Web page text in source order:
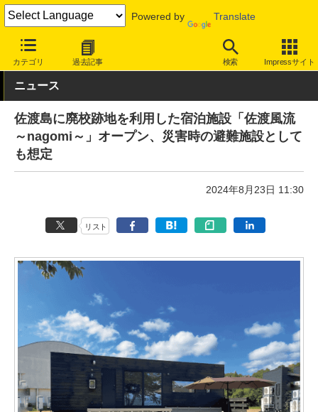
Powered by Translate
カテゴリ 過去記事 検索 Impressサイト
INTERNET Watch トピック ワーケーション
ニュース
佐渡島に廃校跡地を利用した宿泊施設「佐渡風流
～nagomi～」オープン、災害時の避難施設として
も想定
2024年8月23日 11:30
リスト